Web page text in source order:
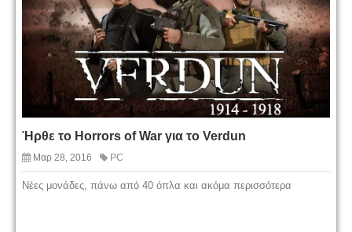
Ήρθε το Horrors of War για το Verdun
Μαρ 28, 2016 PC
Νέες μονάδες, πάνω από 40 όπλα και ακόμα περισσότερα